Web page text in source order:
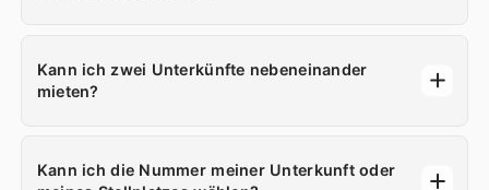
Kann ich zwei Unterkünfte nebeneinander
mieten?
Kann ich die Nummer meiner Unterkunft oder